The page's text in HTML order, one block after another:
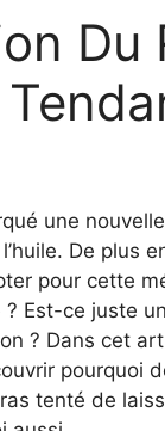
une
De plus
pour cette
Est-ce juste
? Dans cet
pourquoi
tenté de